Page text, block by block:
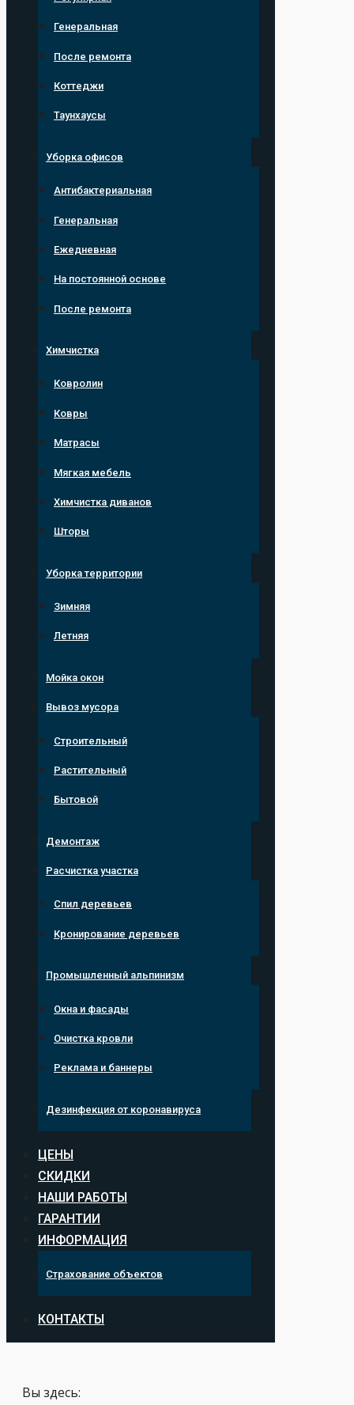
Генеральная
После ремонта
Коттеджи
Таунхаусы
Уборка офисов
Антибактериальная
Генеральная
Ежедневная
На постоянной основе
После ремонта
Химчистка
Ковролин
Ковры
Матрасы
Мягкая мебель
Химчистка диванов
Шторы
Уборка территории
Зимняя
Летняя
Мойка окон
Вывоз мусора
Строительный
Растительный
Бытовой
Демонтаж
Расчистка участка
Спил деревьев
Кронирование деревьев
Промышленный альпинизм
Окна и фасады
Очистка кровли
Реклама и баннеры
Дезинфекция от коронавируса
ЦЕНЫ
СКИДКИ
НАШИ РАБОТЫ
ГАРАНТИИ
ИНФОРМАЦИЯ
Страхование объектов
КОНТАКТЫ
Вы здесь: